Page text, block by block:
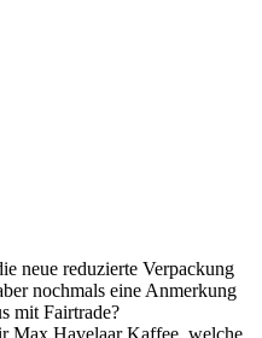
neue reduzierte Verpackung
nochmals eine Anmerkung
mit Fairtrade?